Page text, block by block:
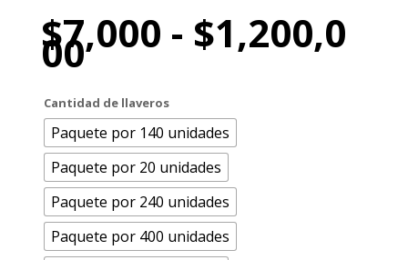
$7,000 - $1,200,0
00Rango
de
precios:
desde
$7,000
hasta
$1,200,000
Cantidad de llaveros
Paquete por 140 unidades
Paquete por 20 unidades
Paquete por 240 unidades
Paquete por 400 unidades